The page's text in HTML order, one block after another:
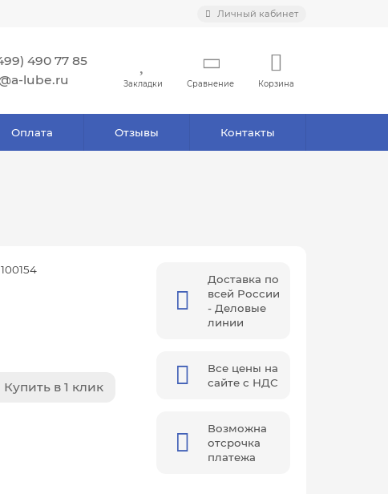
Личный кабинет
490 77 85
lube.ru
Закладки Сравнение Корзина
Оплата Отзывы Контакты
100154
Купить в 1 клик
Доставка по
всей России
- Деловые
линии
Все цены на
сайте с НДС
Возможна
отсрочка
платежа